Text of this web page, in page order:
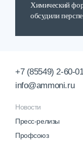
Химический
обсудили
+7 (85549) 2-60-
info@ammoni.ru
Новости
Пресс-релизы
Профсоюз